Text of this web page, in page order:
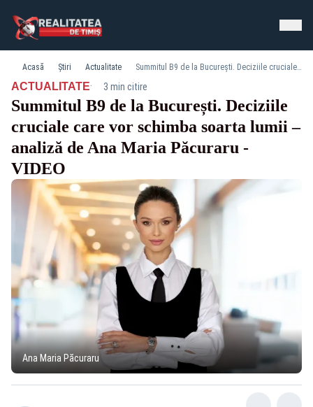
Acasă Știri Actualitate Summitul B9 de la București. Deciziile cruciale care vor schimba soarta lumii – analiză de Ana Maria Păcuraru - VIDEO
ACTUALITATE· 3 min citire
Summitul B9 de la București. Deciziile
cruciale care vor schimba soarta lumii –
analiză de Ana Maria Păcuraru -
VIDEO
Ana Maria Păcuraru